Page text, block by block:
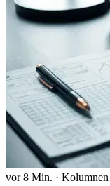
vor 8 Min. · Kolumnen